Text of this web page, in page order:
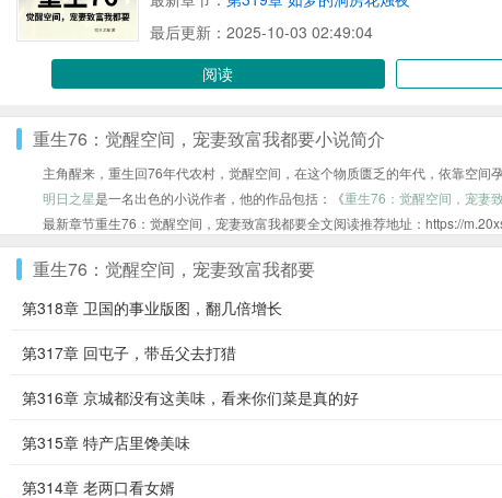
最后更新：2025-10-03 02:49:04
阅读
重生76：觉醒空间，宠妻致富我都要小说简介
主角醒来，重生回76年代农村，觉醒空间，在这个物质匮乏的年代，依靠空间
明日之星是一名出色的小说作者，他的作品包括：《重生76：觉醒空间，宠妻
最新章节重生76：觉醒空间，宠妻致富我都要全文阅读推荐地址：https://
重生76：觉醒空间，宠妻致富我都要
第318章 卫国的事业版图，翻几倍增长
第317章 回屯子，带岳父去打猎
第316章 京城都没有这美味，看来你们菜是真的好
第315章 特产店里馋美味
第314章 老两口看女婿